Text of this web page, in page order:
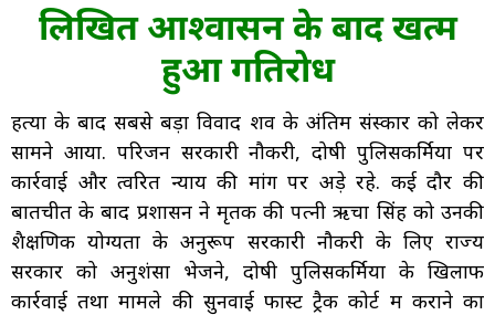
लिखित आश्वासन के बाद खत्म
हुआ गतिरोध
हत्या के बाद सबसे बड़ा विवाद शव के अंतिम संस्कार को लेकर
सामने आया. परिजन सरकारी नौकरी, दोषी पुलिसकर्मियों पर
कार्रवाई और त्वरित न्याय की मांग पर अड़े रहे. कई दौर की
बातचीत के बाद प्रशासन ने मृतक की पत्नी ऋचा सिंह को उनकी
शैक्षणिक योग्यता के अनुरूप सरकारी नौकरी के लिए राज्य
सरकार को अनुशंसा भेजने, दोषी पुलिसकर्मियों के खिलाफ
कार्रवाई तथा मामले की सुनवाई फास्ट ट्रैक कोर्ट में कराने का